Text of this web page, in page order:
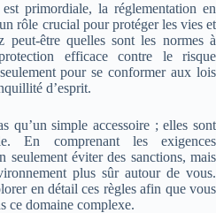
primordiale, la réglementation en
rôle crucial pour protéger les vies et
peut-être quelles sont les normes à
efficace contre le risque
pour se conformer aux lois
d’esprit.
qu’un simple accessoire ; elles sont
En comprenant les exigences
seulement éviter des sanctions, mais
plus sûr autour de vous.
en détail ces règles afin que vous
ce domaine complexe.